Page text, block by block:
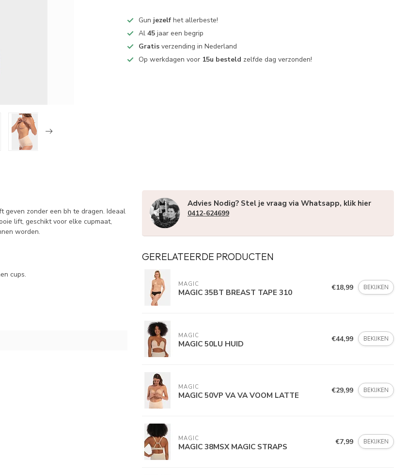
Gun jezelf het allerbeste!
Al45 jaar een begrip
Gratis verzending in Nederland
Op werkdagen voor 15u besteld zelfde dag verzonden!
geven zonder een bh te dragen. Ideaal
lift, geschikt voor elke cupmaat,
worden.
cups.
Advies Nodig? Stel je vraag via Whatsapp, klik hier
0412-624699
GERELATEERDE PRODUCTEN
MAGIC
MAGIC 35BT BREAST TAPE 310 €18,99 BEKIJKEN
MAGIC
MAGIC 50LU HUID €44,99 BEKIJKEN
MAGIC
MAGIC 50VP VA VA VOOM LATTE €29,99 BEKIJKEN
MAGIC
MAGIC 38MSX MAGIC STRAPS €7,99 BEKIJKEN